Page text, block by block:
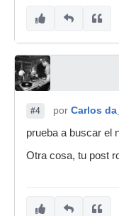
#4 por Carlos
prueba a buscar el
Otra cosa, tu post